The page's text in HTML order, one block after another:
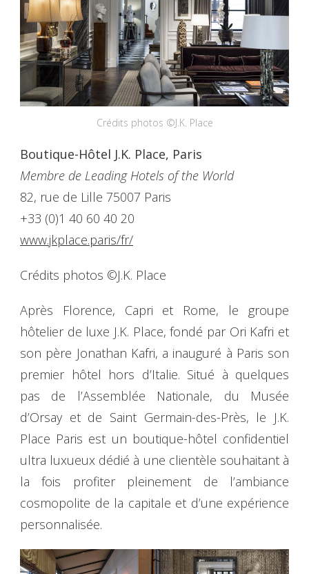
Crédits photos ©J.K. Place
Boutique-Hôtel J.K. Place, Paris
Membre de Leading Hotels of the World
82, rue de Lille 75007 Paris
+33 (0)1 40 60 40 20
www.jkplace.paris/fr/
Crédits photos ©J.K. Place
Après Florence, Capri et Rome, le groupe
hôtelier de luxe J.K. Place, fondé par Ori Kafri et
son père Jonathan Kafri, a inauguré à Paris son
premier hôtel hors d’Italie. Situé à quelques
pas de l’Assemblée Nationale, du Musée
d’Orsay et de Saint Germain-des-Près, le J.K.
Place Paris est un boutique-hôtel confidentiel
ultra luxueux dédié à une clientèle souhaitant à
la fois profiter pleinement de l’ambiance
cosmopolite de la capitale et d’une expérience
personnalisée.